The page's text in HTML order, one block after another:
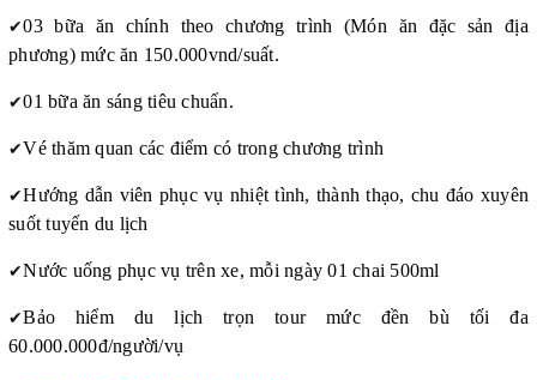
✔03 bữa ăn chính theo chương trình (Món ăn đặc sản địa
phương) mức ăn 150.000vnd/suất.
✔01 bữa ăn sáng tiêu chuẩn.
✔Vé thăm quan các điểm có trong chương trình
✔Hướng dẫn viên phục vụ nhiệt tình, thành thạo, chu đáo xuyên
suốt tuyến du lịch
✔Nước uống phục vụ trên xe, mỗi ngày 01 chai 500ml
✔Bảo hiểm du lịch trọn tour mức đền bù tối đa
60.000.000đ/người/vụ